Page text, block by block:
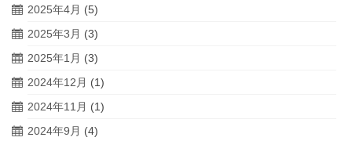
2025年4月 (5)
2025年3月 (3)
2025年1月 (3)
2024年12月 (1)
2024年11月 (1)
2024年9月 (4)